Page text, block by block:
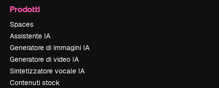
Prodotti
Spaces
Assistente IA
Generatore di immagini IA
Generatore di video IA
Sintetizzatore vocale IA
Contenuti stock